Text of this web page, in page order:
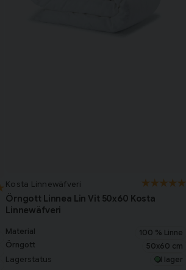
Kosta Linnewäfveri
Örngott Linnea Lin Vit 50x60 Kosta
Linnewäfveri
Material
100 % Linne
Örngott
50x60 cm
Lagerstatus I lager